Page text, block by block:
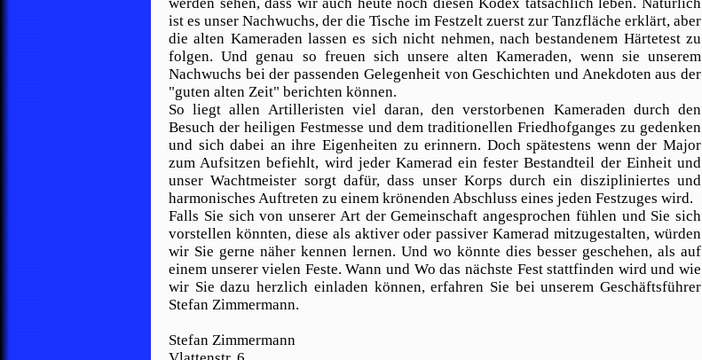
ist es unser Nachwuchs, der die Tische im Festzelt zuerst zur Tanzfläche erklärt, aber
die alten Kameraden lassen es sich nicht nehmen, nach bestandenem Härtetest zu
folgen. Und genau so freuen sich unsere alten Kameraden, wenn sie unserem
Nachwuchs bei der passenden Gelegenheit von Geschichten und Anekdoten aus der
"guten alten Zeit" berichten können.
So liegt allen Artilleristen viel daran, den verstorbenen Kameraden durch den
Besuch der heiligen Festmesse und dem traditionellen Friedhofganges zu gedenken
und sich dabei an ihre Eigenheiten zu erinnern. Doch spätestens wenn der Major
zum Aufsitzen befiehlt, wird jeder Kamerad ein fester Bestandteil der Einheit und
unser Wachtmeister sorgt dafür, dass unser Korps durch ein diszipliniertes und
harmonisches Auftreten zu einem krönenden Abschluss eines jeden Festzuges wird.
Falls Sie sich von unserer Art der Gemeinschaft angesprochen fühlen und Sie sich
vorstellen könnten, diese als aktiver oder passiver Kamerad mitzugestalten, würden
wir Sie gerne näher kennen lernen. Und wo könnte dies besser geschehen, als auf
einem unserer vielen Feste. Wann und Wo das nächste Fest stattfinden wird und wie
wir Sie dazu herzlich einladen können, erfahren Sie bei unserem Geschäftsführer
Stefan Zimmermann.
Stefan Zimmermann